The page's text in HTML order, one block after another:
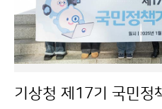
기상청 제17기 국민정